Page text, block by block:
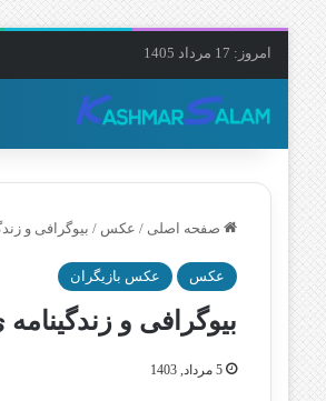
امروز: 17 مرداد 1405
صفحه اصلی / عکس / بیوگرافی و
عکس عکس بازیگران
بیوگرافی و
5 مرداد, 1403